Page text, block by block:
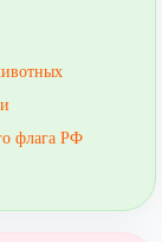
флага РФ